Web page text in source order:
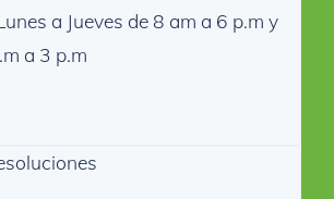
a Jueves de 8 am a 6 p.m y
a 3 p.m